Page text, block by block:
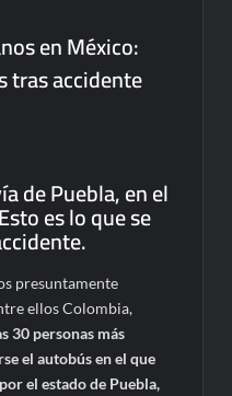
en México:
tras accidente
de Puebla, en el
es lo que se
presuntamente
ellos Colombia,
30 personas más
el autobús en el que
el estado de Puebla,